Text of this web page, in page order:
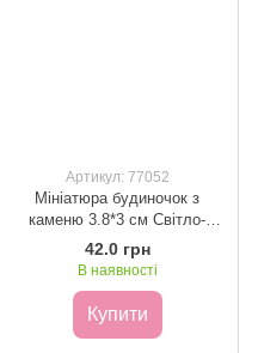
Артикул: 77052
Мініатюра будиночок з
каменю 3.8*3 см Світло-
коричневий
42.0 грн
В наявності
Купити